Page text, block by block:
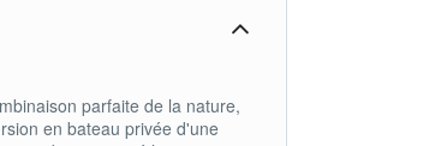
parfaite de la nature,
en bateau privée d'une